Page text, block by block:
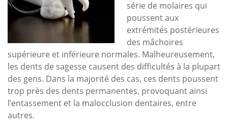
série de molaires qui
poussent aux
extrémités postérieures
des mâchoires
supérieure et inférieure normales. Malheureusement,
les dents de sagesse causent des difficultés à la plupart
des gens. Dans la majorité des cas, ces dents poussent
trop près des dents permanentes, provoquant ainsi
l’entassement et la malocclusion dentaires, entre
autres.